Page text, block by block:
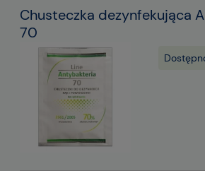
Chusteczka dezynfekująca
70